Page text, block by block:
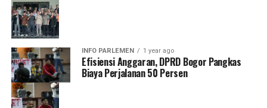
INFO PARLEMEN 1 year ago
Efisiensi Anggaran, DPRD Bogor Pangkas
Biaya Perjalanan 50 Persen